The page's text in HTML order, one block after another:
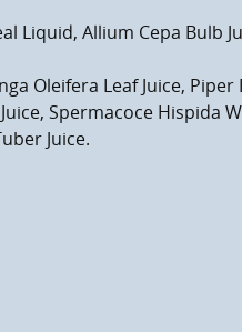
Liquid, Allium Cepa Bulb
Oleifera Leaf Juice, Piper
Spermacoce Hispida
Juice.